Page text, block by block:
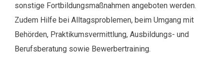
sonstige Fortbildungsmaßnahmen angeboten werden.
Zudem Hilfe bei Alltagsproblemen, beim Umgang mit
Behörden, Praktikumsvermittlung, Ausbildungs- und
Berufsberatung sowie Bewerbertraining.